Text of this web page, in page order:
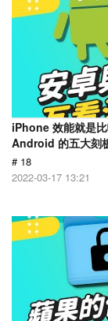
iPhone 效能就是
Android 的五大刻
# 18
2022-03-17 13:21